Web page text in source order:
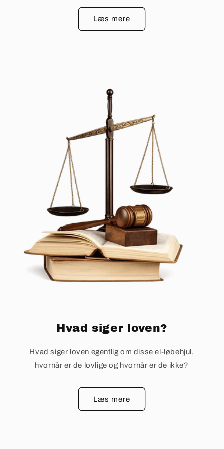
Læs mere
Hvad siger loven?
Hvad siger loven egentlig om disse el-løbehjul,
hvornår er de lovlige og hvornår er de ikke?
Læs mere